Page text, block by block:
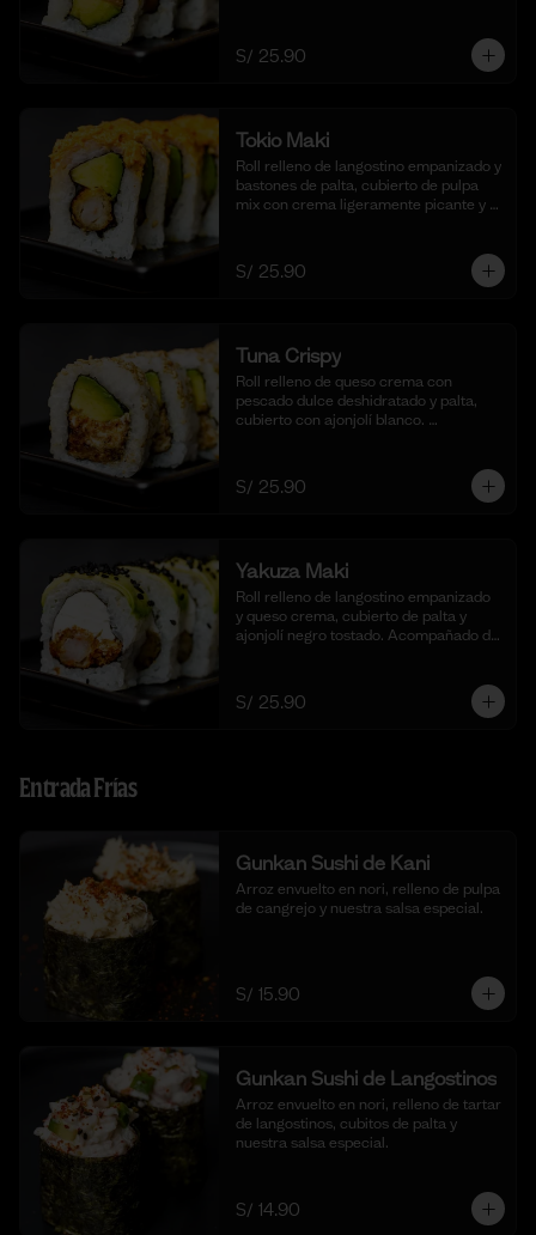
S/ 25.90
Tokio Maki
Roll relleno de langostino empanizado y
bastones de palta, cubierto de pulpa
mix con crema ligeramente picante y
S/ 25.90
Tuna Crispy
Roll relleno de queso crema con
pescado dulce deshidratado y palta,
cubierto con ajonjolí blanco.
S/ 25.90
Yakuza Maki
Roll relleno de langostino empanizado
y queso crema, cubierto de palta y
ajonjolí negro tostado. Acompañado de
S/ 25.90
Entrada Frías
Gunkan Sushi de Kani
Arroz envuelto en nori, relleno de pulpa
de cangrejo y nuestra salsa especial.
S/ 15.90
Gunkan Sushi de Langostinos
Arroz envuelto en nori, relleno de tartar
de langostinos, cubitos de palta y
nuestra salsa especial.
S/ 14.90